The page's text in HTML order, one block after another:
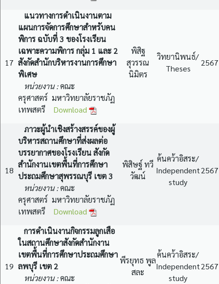
17
แนวทางการดำเนินงานตาม
แผนการจัดการศึกษาสำหรับคน
พิการ ฉบับที่ 3 ของโรงเรียน
เฉพาะความพิการ กลุ่ม 1 และ 2
สังกัดสำนักบริหารงานการศึกษา
พิเศษ
หน่วยงาน :คณะ
ครุศาสตร์ มหาวิทยาลัยราชภัฏ
เทพสตรี Download
พิสิฐ
สุวรรณ
นิมิตร
วิทยานิพนธ์/
Theses
2567
18
ภาวะผู้นำเชิงสร้างสรรค์ของผู้
บริหารสถานศึกษาที่ส่งผลต่อ
บรรยากาศของโรงเรียน สังกัด
สำนักงานเขตพื้นที่การศึกษา
ประถมศึกษาสุพรรณบุรี เขต 3
หน่วยงาน :คณะ
ครุศาสตร์ มหาวิทยาลัยราชภัฏ
เทพสตรี Download
พิสิษฐ์ ทวี
วัฒน์
ค้นคว้าอิสระ/
Independent
study
2567
19
การดำเนินงานกิจกรรมลูกเสือ
ในสถานศึกษาสังกัดสำนักงาน
เขตพื้นที่การศึกษาประถมศึกษา
ลพบุรี เขต 2
หน่วยงาน :คณะ
พีรยุทธ พูล
สละ
ค้นคว้าอิสระ/
Independent
study
2567